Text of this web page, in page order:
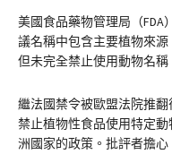
美國食品藥物管理局（FDA
議名稱中包含主要植物來
但未完全禁止使用動物名稱
繼法國禁令被歐盟法院推
禁止植物性食品使用特定
洲國家的政策。批評者擔